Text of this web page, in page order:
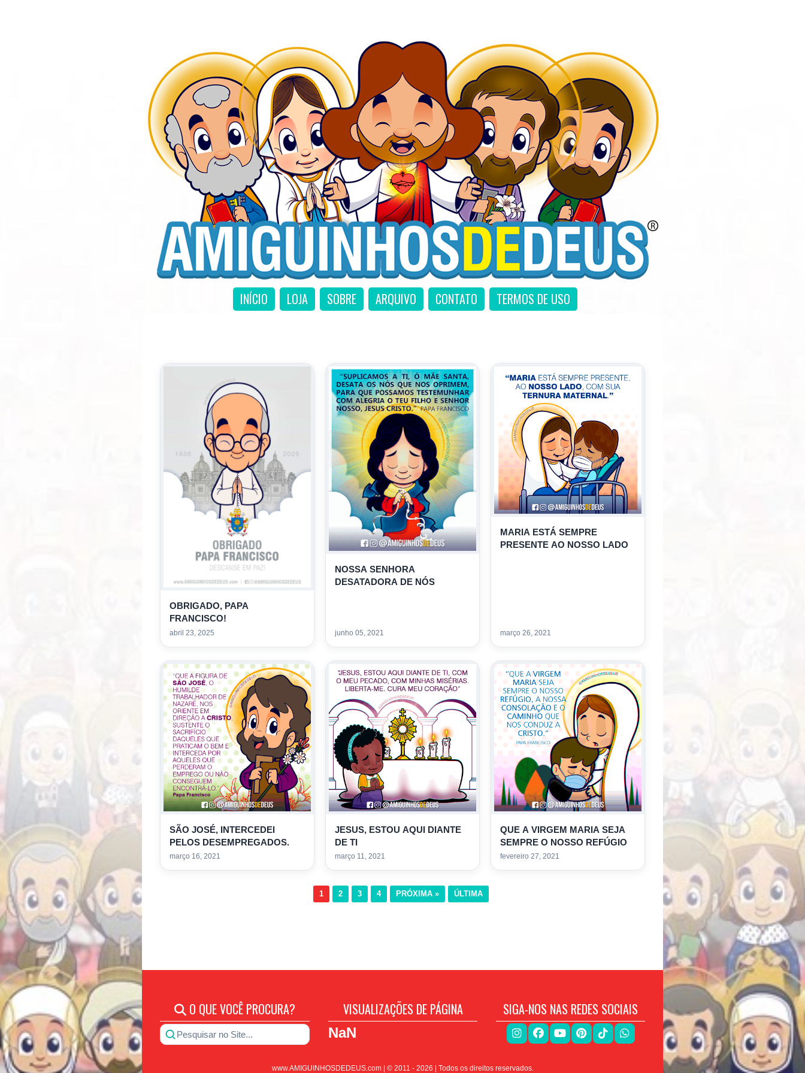
INÍCIO LOJA SOBRE ARQUIVO CONTATO TERMOS DE USO
OBRIGADO, PAPA
FRANCISCO!
abril 23, 2025
NOSSA SENHORA
DESATADORA DE NÓS
junho 05, 2021
MARIA ESTÁ SEMPRE
PRESENTE AO NOSSO LADO
março 26, 2021
SÃO JOSÉ, INTERCEDEI
PELOS DESEMPREGADOS.
março 16, 2021
JESUS, ESTOU AQUI DIANTE
DE TI
março 11, 2021
QUE A VIRGEM MARIA SEJA
SEMPRE O NOSSO REFÚGIO
fevereiro 27, 2021
1 2 3 4 PRÓXIMA » ÚLTIMA
O QUE VOCÊ PROCURA?
Pesquisar no Site...
VISUALIZAÇÕES DE PÁGINA
NaN
SIGA-NOS NAS REDES SOCIAIS
www.AMIGUINHOSDEDEUS.com | © 2011 - 2026 | Todos os direitos reservados.